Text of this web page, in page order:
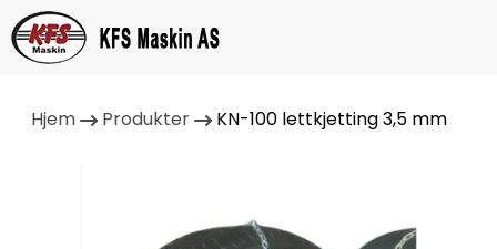
Hjem Produkter KN-100 lettkjetting 3,5 mm